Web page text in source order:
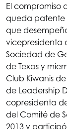
El compromiso
queda patente
que
vicepresidenta
Sociedad de
de Texas y
Club Kiwanis
de Leadership
copresidenta
del Comité de
2013 y